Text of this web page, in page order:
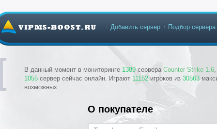
В данный момент в мониторинге 1389 сервера Counter Strike 1.6
1055 сервер сейчас онлайн. Играют 11152 игроков из 30563
возможных.
Добавить сервер Подбор сервера
О покупателе